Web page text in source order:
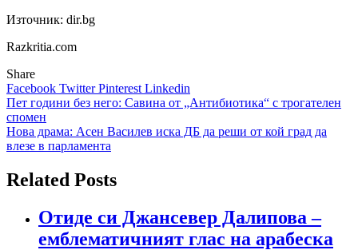
Източник: dir.bg
Razkritia.com
Share
Facebook TwitterPinterest Linkedin
Навигация
Пет години без него: Савина от „Антибиотика“ с трогателен
спомен
Нова драма: Асен Василев иска ДБ да реши от кой град да
влезе в парламента
Related Posts
Отиде си Джансевер Далипова –
емблематичният глас на арабеска